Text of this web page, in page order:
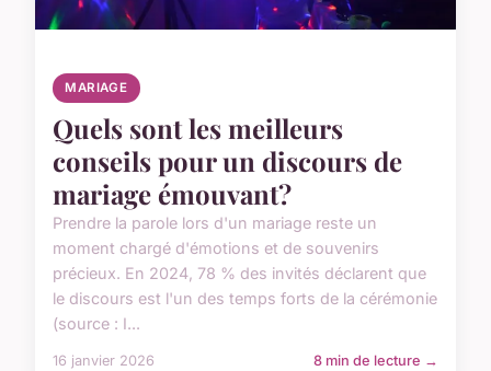
MARIAGE
Quels sont les meilleurs
conseils pour un discours de
mariage émouvant?
Prendre la parole lors d'un mariage reste un
moment chargé d'émotions et de souvenirs
précieux. En 2024, 78 % des invités déclarent que
le discours est l'un des temps forts de la cérémonie
(source : I...
16 janvier 2026 8 min de lecture →